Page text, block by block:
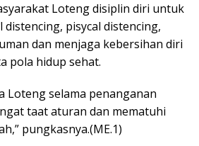
Loteng disiplin diri untuk
pisycal distencing,
dan menjaga kebersihan diri
pola hidup sehat.
Loteng selama penanganan
taat aturan dan mematuhi
pungkasnya.(ME.1)